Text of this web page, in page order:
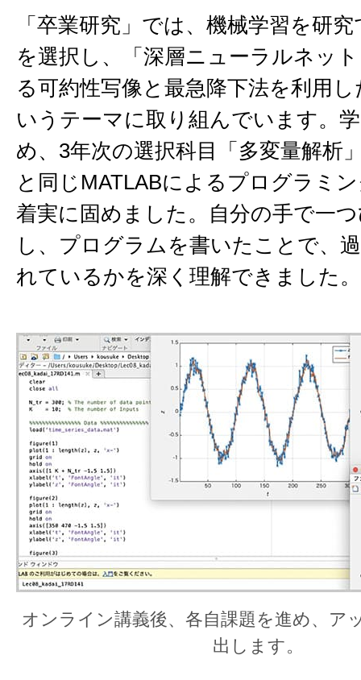
「卒業研究」では、機械学習を研
を選択し、「深層ニューラルネッ
る可約性写像と最急降下法を利用
いうテーマに取り組んでいます。
め、3年次の選択科目「多変量解析
と同じMATLABによるプログラミ
着実に固めました。自分の手で一
し、プログラムを書いたことで、
れているかを深く理解できました。
オンライン講義後、各自課題を進め、ア
出します。